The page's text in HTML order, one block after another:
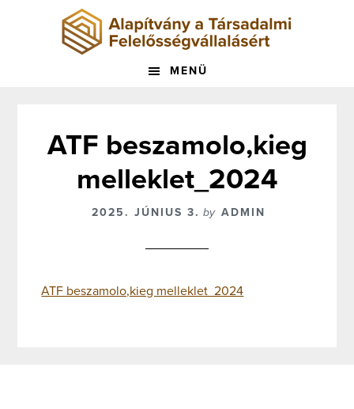
MENÜ
ATF beszamolo,kieg
melleklet_2024
2025. JÚNIUS 3. by ADMIN
ATF beszamolo,kieg melleklet_2024